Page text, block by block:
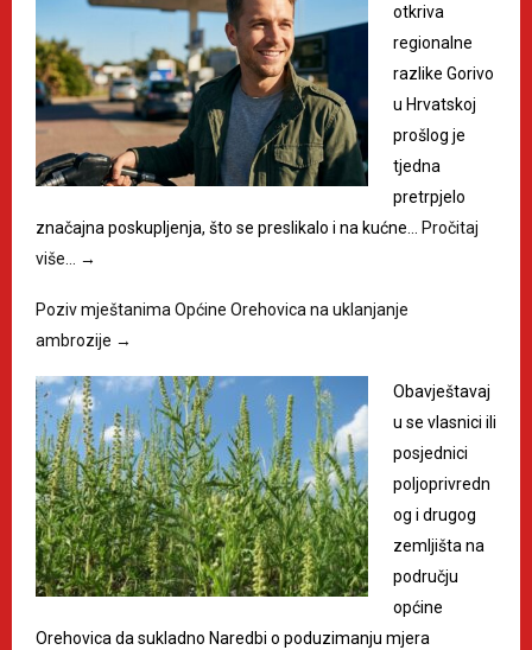
otkriva
regionalne
razlike Gorivo
u Hrvatskoj
prošlog je
tjedna
pretrpjelo
značajna poskupljenja, što se preslikalo i na kućne…
Pročitaj
više…
→
Poziv mještanima Općine Orehovica na uklanjanje
ambrozije →
Obavještavaj
u se vlasnici ili
posjednici
poljoprivredn
og i drugog
zemljišta na
području
općine
Orehovica da sukladno Naredbi o poduzimanju mjera